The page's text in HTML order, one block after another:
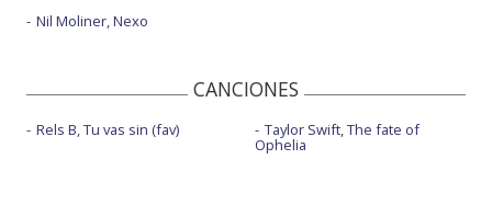
Nil Moliner, Nexo
CANCIONES
Rels B, Tu vas sin (fav) Taylor Swift, The fate of
Ophelia